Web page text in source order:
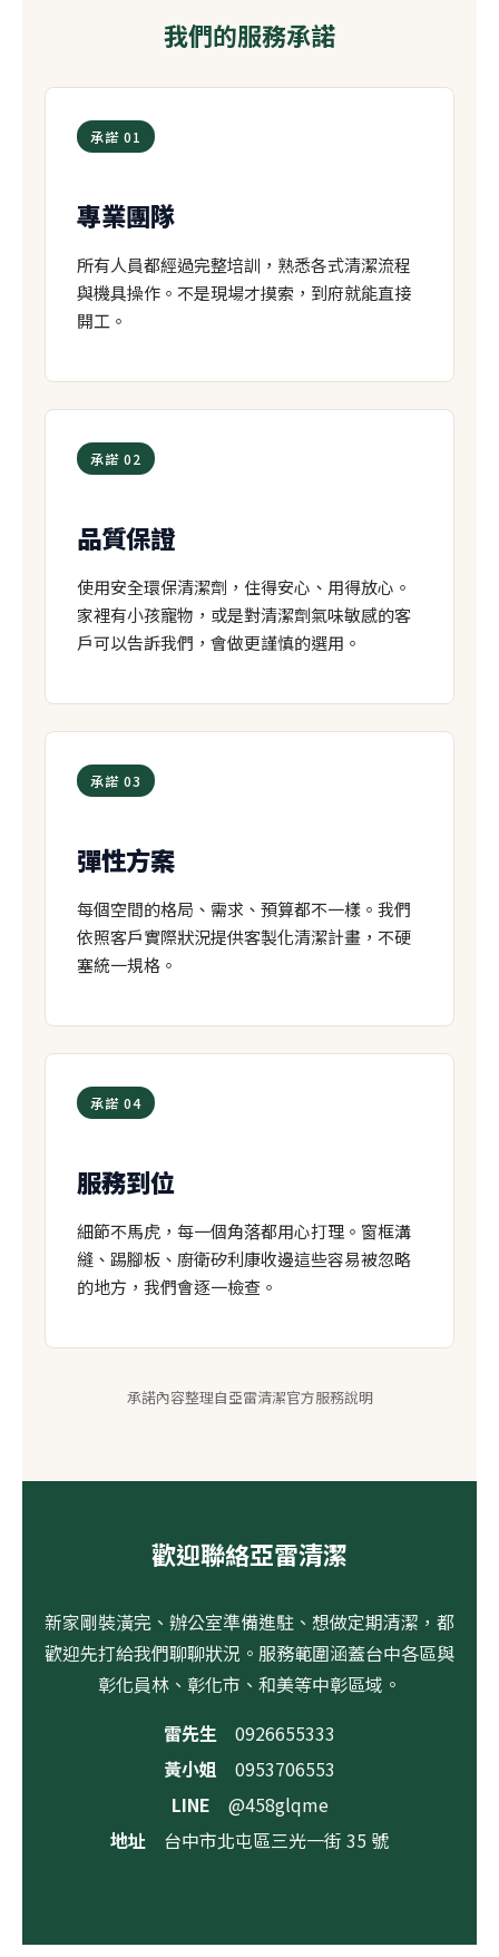
我們的服務承諾
承諾 01
專業團隊
所有人員都經過完整培訓，熟悉各式清潔流程
與機具操作。不是現場才摸索，到府就能直接
開工。
承諾 02
品質保證
使用安全環保清潔劑，住得安心、用得放心。
家裡有小孩寵物，或是對清潔劑氣味敏感的客
戶可以告訴我們，會做更謹慎的選用。
承諾 03
彈性方案
每個空間的格局、需求、預算都不一樣。我們
依照客戶實際狀況提供客製化清潔計畫，不硬
塞統一規格。
承諾 04
服務到位
細節不馬虎，每一個角落都用心打理。窗框溝
縫、踢腳板、廚衛矽利康收邊這些容易被忽略
的地方，我們會逐一檢查。
承諾內容整理自亞雷清潔官方服務說明
歡迎聯絡亞雷清潔
新家剛裝潢完、辦公室準備進駐、想做定期清潔，都
歡迎先打給我們聊聊狀況。服務範圍涵蓋台中各區與
彰化員林、彰化市、和美等中彰區域。
雷先生 0926655333
黃小姐 0953706553
LINE @458glqme
地址 台中市北屯區三光一街 35 號